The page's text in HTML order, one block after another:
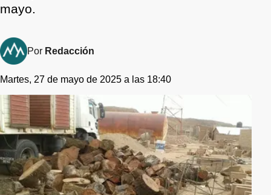
mayo.
Por Redacción
Martes, 27 de mayo de 2025 a las 18:40